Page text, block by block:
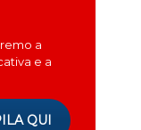
a
e a
QUI